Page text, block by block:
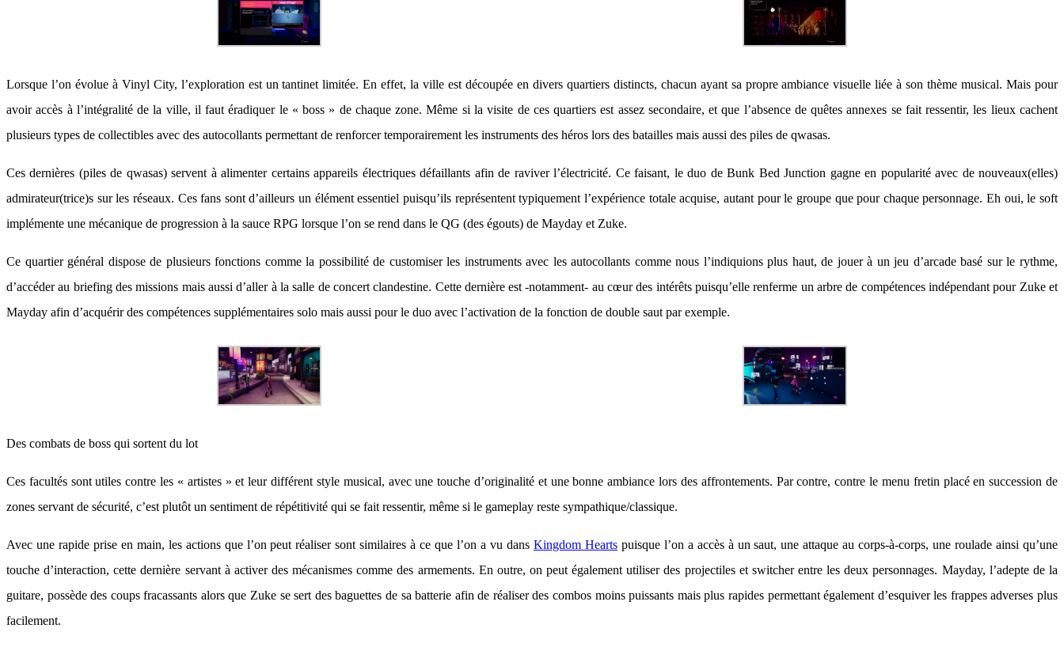
Lorsque l’on évolue à Vinyl City, l’exploration est un tantinet limitée. En effet, la ville est découpée en divers quartiers distincts, chacun ayant sa propre ambiance visuelle liée à son thème musical. Mais pour
avoir accès à l’intégralité de la ville, il faut éradiquer le « boss » de chaque zone. Même si la visite de ces quartiers est assez secondaire, et que l’absence de quêtes annexes se fait ressentir, les lieux cachent
plusieurs types de collectibles avec des autocollants permettant de renforcer temporairement les instruments des héros lors des batailles mais aussi des piles de qwasas.
Ces dernières (piles de qwasas) servent à alimenter certains appareils électriques défaillants afin de raviver l’électricité. Ce faisant, le duo de Bunk Bed Junction gagne en popularité avec de nouveaux(elles)
admirateur(trice)s sur les réseaux. Ces fans sont d’ailleurs un élément essentiel puisqu’ils représentent typiquement l’expérience totale acquise, autant pour le groupe que pour chaque personnage. Eh oui, le soft
implémente une mécanique de progression à la sauce RPG lorsque l’on se rend dans le QG (des égouts) de Mayday et Zuke.
Ce quartier général dispose de plusieurs fonctions comme la possibilité de customiser les instruments avec les autocollants comme nous l’indiquions plus haut, de jouer à un jeu d’arcade basé sur le rythme,
d’accéder au briefing des missions mais aussi d’aller à la salle de concert clandestine. Cette dernière est -notamment- au cœur des intérêts puisqu’elle renferme un arbre de compétences indépendant pour Zuke et
Mayday afin d’acquérir des compétences supplémentaires solo mais aussi pour le duo avec l’activation de la fonction de double saut par exemple.
Des combats de boss qui sortent du lot
Ces facultés sont utiles contre les « artistes » et leur différent style musical, avec une touche d’originalité et une bonne ambiance lors des affrontements. Par contre, contre le menu fretin placé en succession de
zones servant de sécurité, c’est plutôt un sentiment de répétitivité qui se fait ressentir, même si le gameplay reste sympathique/classique.
Avec une rapide prise en main, les actions que l’on peut réaliser sont similaires à ce que l’on a vu dans Kingdom Heartspuisque l’on a accès à un saut, une attaque au corps-à-corps, une roulade ainsi qu’une
touche d’interaction, cette dernière servant à activer des mécanismes comme des armements. En outre, on peut également utiliser des projectiles et switcher entre les deux personnages. Mayday, l’adepte de la
guitare, possède des coups fracassants alors que Zuke se sert des baguettes de sa batterie afin de réaliser des combos moins puissants mais plus rapides permettant également d’esquiver les frappes adverses plus
facilement.